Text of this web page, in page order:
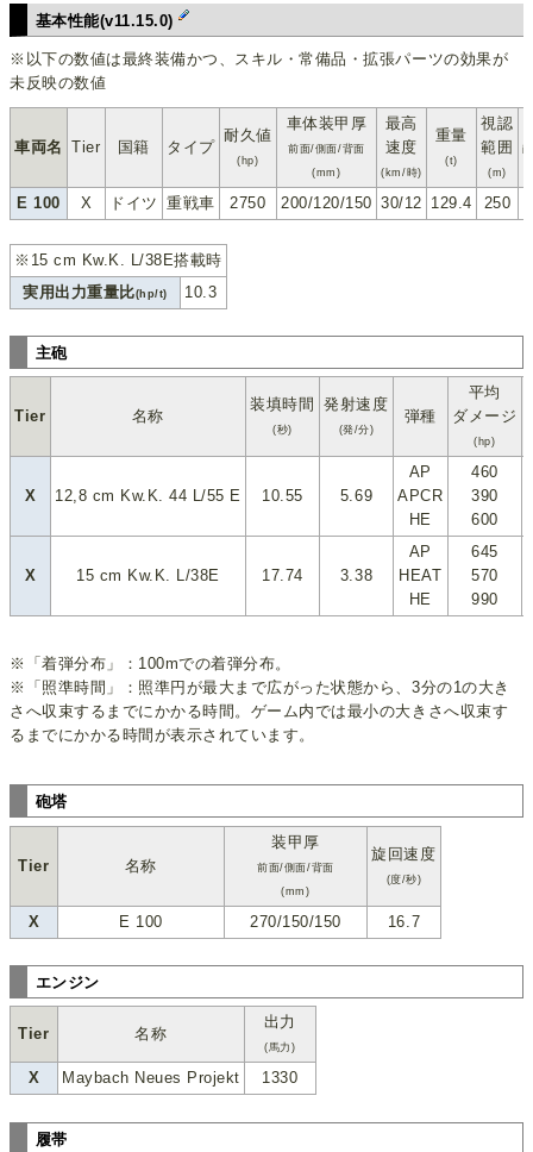
基本性能(v11.15.0)
※以下の数値は最終装備かつ、スキル・常備品・拡張パーツの効果が
未反映の数値
車両名 Tier 国籍 タイプ
耐久値
(hp)
車体装甲厚
前面/側面/背面
(mm)
最高
速度
(km/時)
重量
(t)
視認
範囲
(m)
E 100 X ドイツ 重戦車 2750 200/120/150 30/12 129.4 250
※15 cm Kw.K. L/38E搭載時
実用出力重量比(hp/t) 10.3
主砲
Tier 名称
装填時間
(秒)
発射速度
(発/分)
弾種
平均
ダメージ
(hp)
X 12,8 cm Kw.K. 44 L/55 E 10.55 5.69
AP
APCR
HE
460
390
600
X 15 cm Kw.K. L/38E 17.74 3.38
AP
HEAT
HE
645
570
990
※「着弾分布」：100mでの着弾分布。
※「照準時間」：照準円が最大まで広がった状態から、3分の1の大き
さへ収束するまでにかかる時間。ゲーム内では最小の大きさへ収束す
るまでにかかる時間が表示されています。
砲塔
Tier 名称
装甲厚
前面/側面/背面
(mm)
旋回速度
(度/秒)
X E 100 270/150/150 16.7
エンジン
Tier 名称
出力
(馬力)
X Maybach Neues Projekt 1330
履帯